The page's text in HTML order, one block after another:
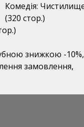
Комедія:
(320 стор.)
знижкою -10%,
замовлення,